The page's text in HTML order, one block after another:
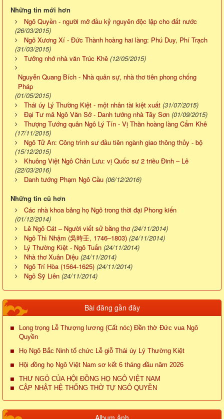
Những tin mới hơn
Ngô Quyền - người mở đầu kỷ nguyên độc lập cho đất nước
(26/03/2015)
Ngô Xương Xí - Đức Thành hoàng hai làng: Phú Duy, Phí Trạch
(31/03/2015)
Tưởng nhớ nhà văn Trúc Khê (12/05/2015)
Nguyễn Quang Bích - Nhà quân sự, nhà thơ tiên phong chống
Pháp
(01/05/2015)
Thái úy Lý Thường Kiệt - một nhân tài kiệt xuất (31/07/2015)
Đại Tư mã Ngô Văn Sở - Danh tướng nhà Tây Sơn (01/09/2015)
Thượng Tướng quân Ngô Lý Tín - Vị Thần hoàng làng Cẩm Khê
(17/11/2015)
Ngô Tử An: Công trình sư đầu tiên ngành giao thông thủy - bộ
(15/12/2015)
Khuông Việt Ngô Chân Lưu: vị Quốc sư 2 triều Đinh – Lê
(22/03/2016)
Danh tướng Phạm Ngô Cầu (06/12/2016)
Những tin cũ hơn
Các nhà khoa bảng họ Ngô trong thời đại Phong kiến
(01/12/2014)
Lê Ngô Cát – Người viết sử bằng thơ (24/11/2014)
Ngô Thì Nhậm (吳時壬, 1746–1803) (24/11/2014)
Lý Thường Kiệt - Ngô Tuấn (24/11/2014)
Nhà thơ Xuân Diệu (24/11/2014)
Ngô Trí Hòa (1564-1625) (24/11/2014)
Ngô Sỹ Liên (24/11/2014)
Bài đăng gần đây
Long trọng Lễ Thượng lương (Cất nóc) Đền thờ Đức vua Ngô
Quyền
Họ Ngô Bắc Ninh tổ chức Lễ giỗ Thái úy Lý Thường Kiệt
Hội đồng họ Ngô Việt Nam sơ kết 6 tháng đầu năm 2026
THƯ NGỎ CỦA HỘI ĐỒNG HỌ NGÔ VIỆT NAM
CẬP NHẬT HỆ THỐNG THỜ TỰ NGÔ QUYỀN